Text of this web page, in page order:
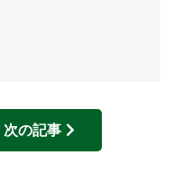
次の記事